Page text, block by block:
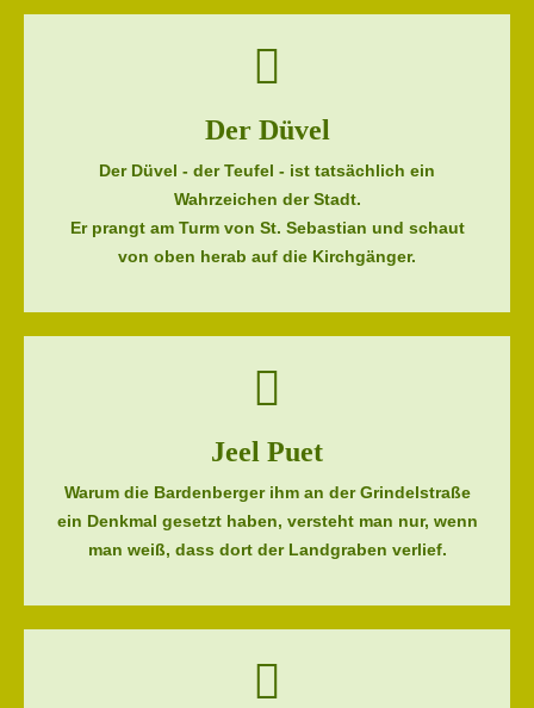
Der Düvel
Der Düvel - der Teufel - ist tatsächlich ein
Wahrzeichen der Stadt.
Er prangt am Turm von St. Sebastian und schaut
von oben herab auf die Kirchgänger.
Jeel Puet
Warum die Bardenberger ihm an der Grindelstraße
ein Denkmal gesetzt haben, versteht man nur, wenn
man weiß, dass dort der Landgraben verlief.